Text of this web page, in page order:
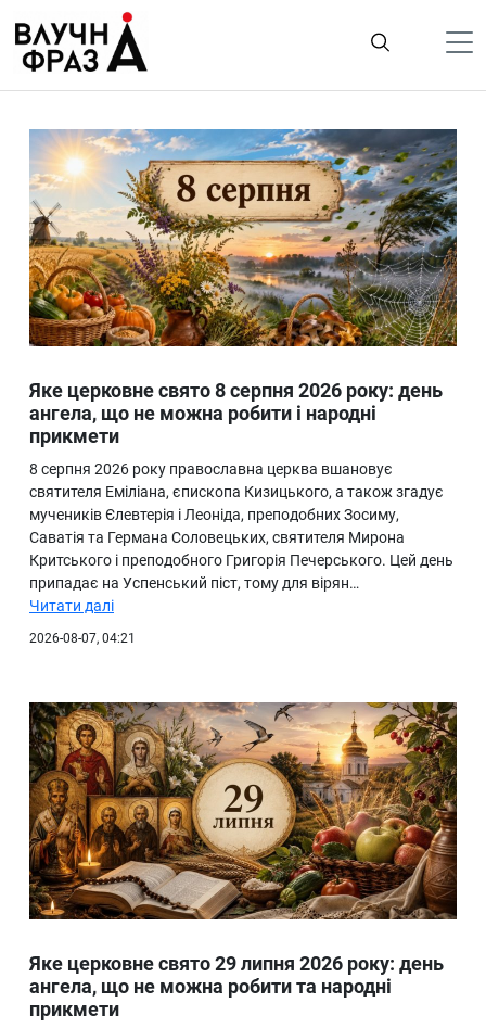
содержимому
Гроші
Життя
Лайфстайл
ТехноНаука
Людина
Ukraine
Про нас
Яке церковне свято 8 серпня 2026 року: день
ангела, що не можна робити і народні
прикмети
8 серпня 2026 року православна церква вшановує
святителя Еміліана, єпископа Кизицького, а також згадує
мучеників Єлевтерія і Леоніда, преподобних Зосиму,
Саватія та Германа Соловецьких, святителя Мирона
Критського і преподобного Григорія Печерського. Цей день
припадає на Успенський піст, тому для вірян…
Читати далі
2026-08-07, 04:21
Яке церковне свято 29 липня 2026 року: день
ангела, що не можна робити та народні
прикмети